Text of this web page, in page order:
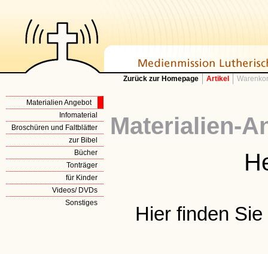
Zurück zur Homepage Artikel
Materialien Angebot
Infomaterial
Broschüren und Faltblätter
zur Bibel
Bücher
Tonträger
für Kinder
Videos/ DVDs
Sonstiges
Materialien-
Hier finden